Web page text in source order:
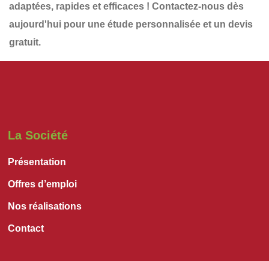
adaptées, rapides et efficaces ! Contactez-nous dès
aujourd'hui pour une étude personnalisée et un devis
gratuit.
La Société
Présentation
Offres d’emploi
Nos réalisations
Contact